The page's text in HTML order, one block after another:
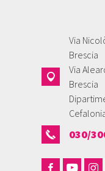
Via
Brescia
Via
Brescia
030/